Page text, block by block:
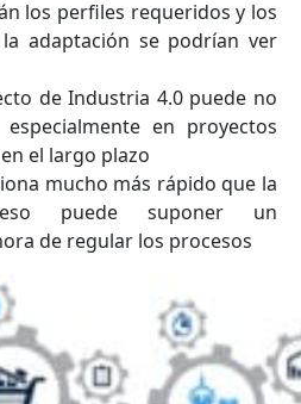
los perfiles requeridos y los
adaptación se podrían ver
de Industria 4.0 puede no
en proyectos
el largo plazo
mucho más rápido que la
puede suponer un
de regular los procesos